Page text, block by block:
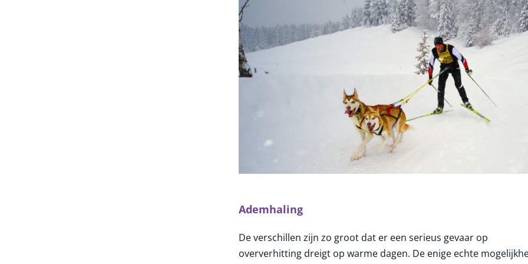
Ademhaling
De verschillen zijn zo groot dat er een serieus gevaar op
oververhitting dreigt op warme dagen. De enige echte